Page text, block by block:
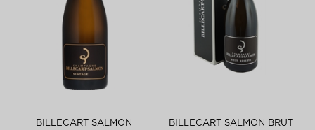
BILLECART SALMON BILLECART SALMON BRUT